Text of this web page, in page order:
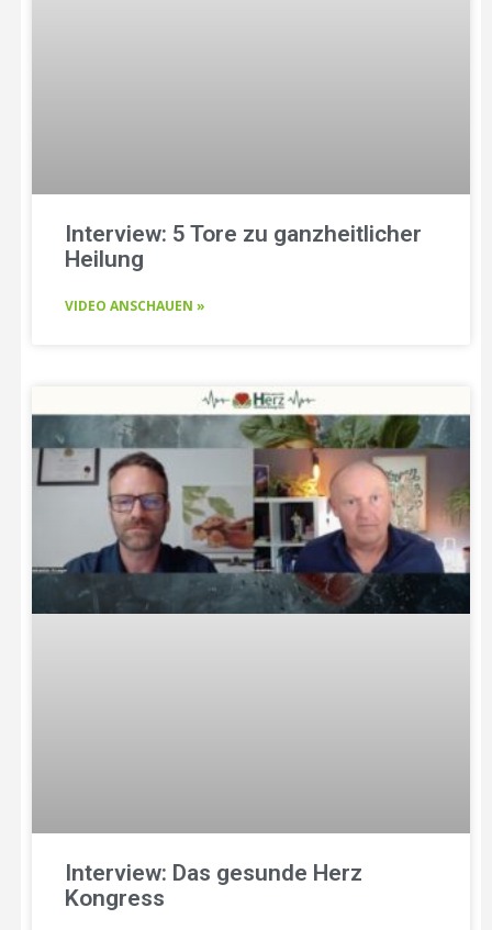
Interview: 5 Tore zu ganzheitlicher
Heilung
VIDEO ANSCHAUEN »
Interview: Das gesunde Herz
Kongress